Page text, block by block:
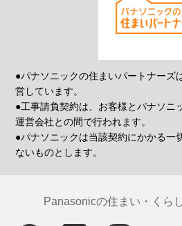
●パナソニックの住まいパートナーズ
営しています。
●工事請負契約は、お客様とパナソニ
運営会社との間で行われます。
●パナソニックは当該契約にかかる一
ないものとします。
Panasonicの住まい・くら